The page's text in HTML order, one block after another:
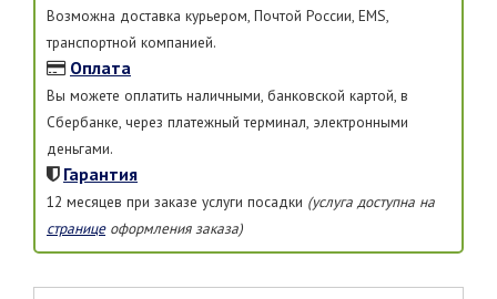
Возможна доставка курьером, Почтой России, EMS,
транспортной компанией.
Оплата
Вы можете оплатить наличными, банковской картой, в
Сбербанке, через платежный терминал, электронными
деньгами.
Гарантия
12 месяцев при заказе услуги посадки (услуга доступна на
страницеоформления заказа)